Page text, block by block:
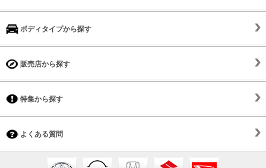
ボディタイプから探す
販売店から探す
特集から探す
よくある質問